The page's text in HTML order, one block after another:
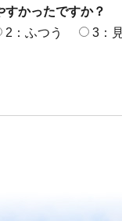
すかったですか？
2：ふつう 3：